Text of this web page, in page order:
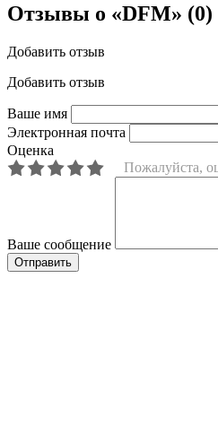
Отзывы о «DFM» (0)
Добавить отзыв
Добавить отзыв
Ваше имя
Электронная почта
Оценка
Пожалуйста,
Ваше сообщение